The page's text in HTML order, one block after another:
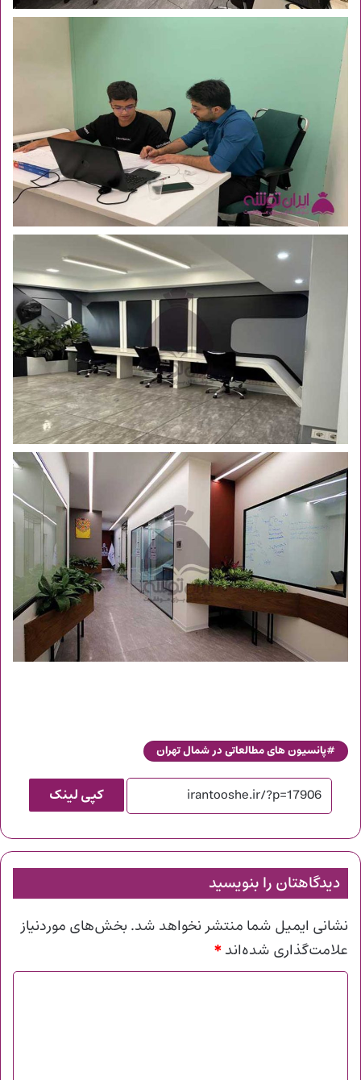
پانسیون های مطالعاتی در شمال تهران
کپی لینک
دیدگاهتان را بنویسید
نشانی ایمیل شما منتشر نخواهد شد. بخش‌های موردنیاز
علامت‌گذاری شده‌اند*